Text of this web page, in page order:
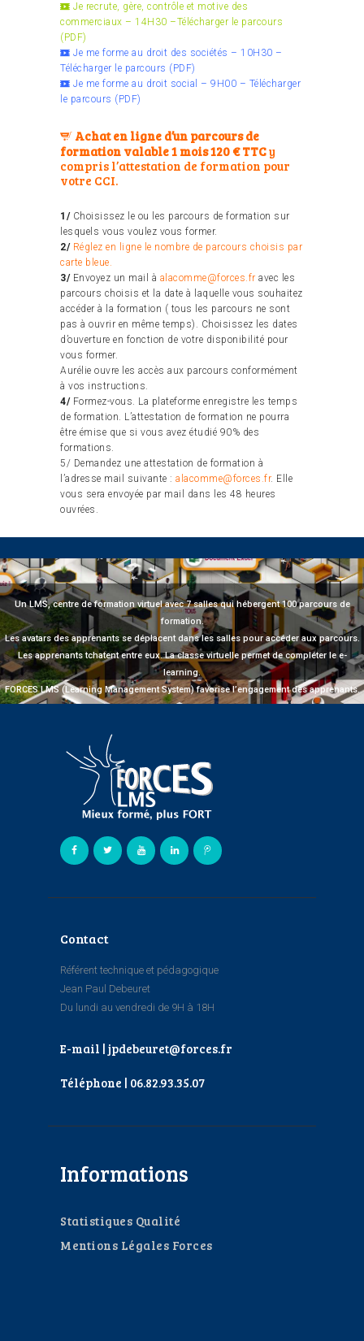
Je recrute, gère, contrôle et motive des
commerciaux – 14H30 –Télécharger le parcours
(PDF)
Je me forme au droit des sociétés – 10H30 –
Télécharger le parcours (PDF)
Je me forme au droit social – 9H00 – Télécharger
le parcours (PDF)
Achat en ligne d’un parcours de
formation valable 1 mois 120 € TTCy
compris l’attestation de formation pour
votre CCI.
1/ Choisissez le ou les parcours de formation sur
lesquels vous voulez vous former.
2/ Réglez en ligne le nombre de parcours choisis par
carte bleue.
3/Envoyez un mail à alacomme@forces.fr avec les
parcours choisis et la date à laquelle vous souhaitez
accéder à la formation ( tous les parcours ne sont
pas à ouvrir en même temps). Choisissez les dates
d’ouverture en fonction de votre disponibilité pour
vous former.
Aurélie ouvre les accès aux parcours conformément
à vos instructions.
4/Formez-vous. La plateforme enregistre les temps
de formation. L’attestation de formation ne pourra
être émise que si vous avez étudié 90% des
formations.
5/ Demandez une attestation de formation à
l’adresse mail suivante : alacomme@forces.fr. Elle
vous sera envoyée par mail dans les 48 heures
ouvrées.
Un LMS, centre de formation virtuel avec 7 salles qui hébergent 100 parcours de
formation.
Les avatars des apprenants se déplacent dans les salles pour accéder aux parcours.
Les apprenants tchatent entre eux. La classe virtuelle permet de compléter le e-
learning.
FORCES LMS (Learning Management System) favorise l’engagement des apprenants.
Contact
Référent technique et pédagogique
Jean Paul Debeuret
Du lundi au vendredi de 9H à 18H
E-mail | jpdebeuret@forces.fr
Téléphone | 06.82.93.35.07
Informations
Statistiques Qualité
Mentions Légales Forces